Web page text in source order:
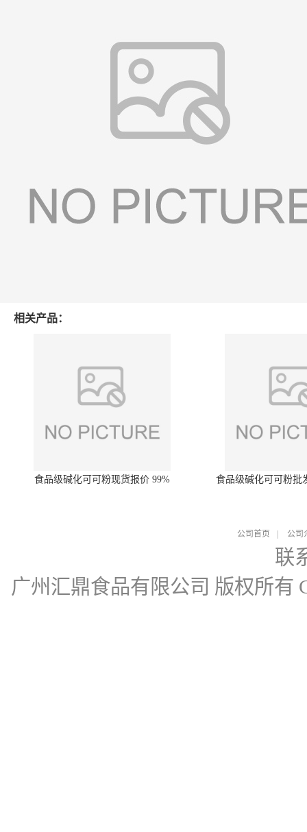
相关产品：
食品级碱化可可粉现货报价 99% 食品级碱化可可粉批
公司首页 公司
联
广州汇鼎食品有限公司 版权所有